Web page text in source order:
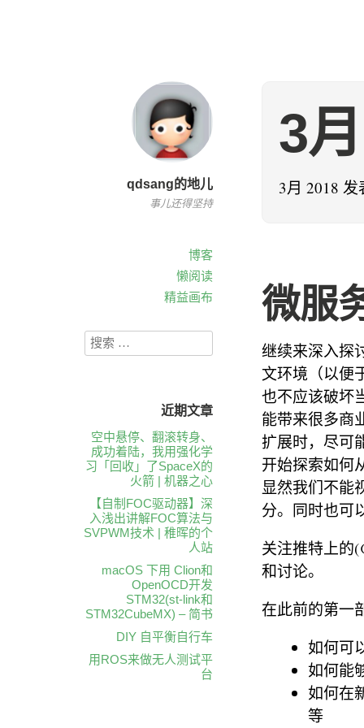
qdsang的地儿
事儿还得坚持
博客
懒阅读
精益画布
3
3月 2018
微服
继续来深入探
文环境（以便
也不应该破坏
能带来很多商
扩展时，尽可
开始探索如何
显然我们不能
分。同时也可
关注推特上的
和讨论。
在此前的第一
如何可
如何能
如何在
等
近期文章
空中悬停、翻滚转身、
成功着陆，我用强化学
习「回收」了SpaceX的
火箭 | 机器之心
【自制FOC驱动器】深
入浅出讲解FOC算法与
SVPWM技术 | 稚晖的个
人站
macOS 下用 Clion和
OpenOCD开发
STM32(st-link和
STM32CubeMX) – 简书
DIY 自平衡自行车
用ROS来做无人测试平
台